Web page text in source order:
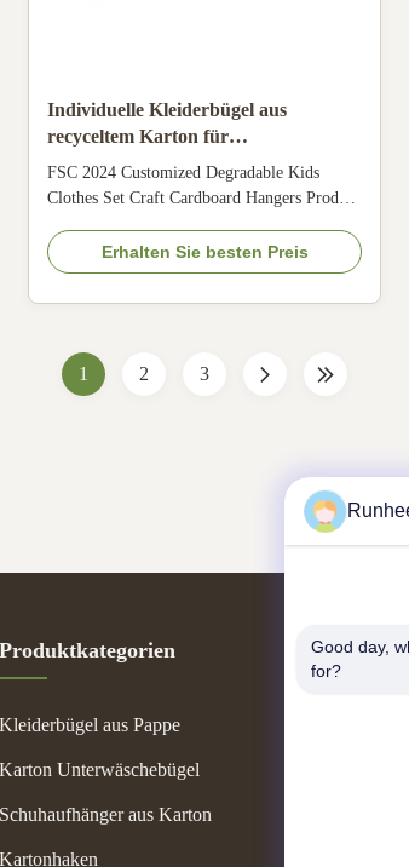
Individuelle Kleiderbügel aus
recyceltem Karton für
Kinderkleidung, 2 mm - 4 mm Dicke
FSC 2024 Customized Degradable Kids
Clothes Set Craft Cardboard Hangers Product
hangers designed for shop displays, made
from 100% recycled materials with FSC
certification. Material 100% recycled
material Color ...
Erhalten Sie besten Preis
1 2 3
Produktkategorien
Kleiderbügel aus Pappe
Karton Unterwäschebügel
Schuhaufhänger aus Karton
Kartonhaken
Good day,
for?